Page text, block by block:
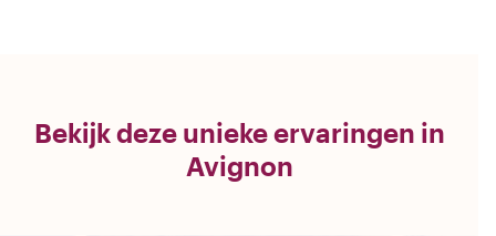
Bekijk deze unieke ervaringen in
Avignon